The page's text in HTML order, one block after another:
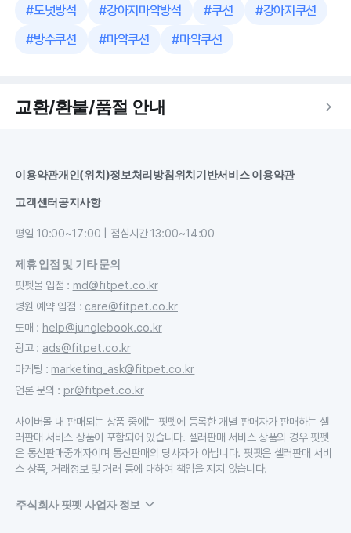
#도넛방석 #강아지마약방석 #쿠션 #강아지쿠션
#방수쿠션 #마약쿠션 #마약쿠션
교환/환불/품절 안내
이용약관개인(위치)정보처리방침위치기반서비스 이용약관
고객센터공지사항
평일 10:00~17:00 | 점심시간 13:00~14:00
제휴 입점 및 기타 문의
핏펫몰 입점 : md@fitpet.co.kr
병원 예약 입점 : care@fitpet.co.kr
도매 : help@junglebook.co.kr
광고: ads@fitpet.co.kr
마케팅 : marketing_ask@fitpet.co.kr
언론 문의 : pr@fitpet.co.kr
사이버몰 내 판매되는 상품 중에는 핏펫에 등록한 개별 판매자가 판매하는 셀
러판매 서비스 상품이 포함되어 있습니다. 셀러판매 서비스 상품의 경우 핏펫
은 통신판매중개자이며 통신판매의 당사자가 아닙니다. 핏펫은 셀러판매 서비
스 상품, 거래정보 및 거래 등에 대하여 책임을 지지 않습니다.
주식회사 핏펫 사업자 정보